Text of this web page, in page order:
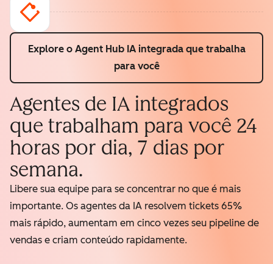
Explore o Agent Hub IA integrada que trabalha
para você
Agentes de IA integrados
que trabalham para você 24
horas por dia, 7 dias por
semana.
Libere sua equipe para se concentrar no que é mais
importante. Os agentes da IA resolvem tickets 65%
mais rápido, aumentam em cinco vezes seu pipeline de
vendas e criam conteúdo rapidamente.